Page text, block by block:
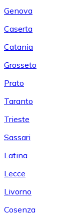
Genova
Caserta
Catania
Grosseto
Prato
Taranto
Trieste
Sassari
Latina
Lecce
Livorno
Cosenza